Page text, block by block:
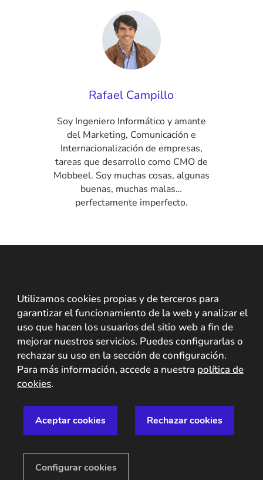
Rafael Campillo
Soy Ingeniero Informático y amante
del Marketing, Comunicación e
Internacionalización de empresas,
tareas que desarrollo como CMO de
Mobbeel. Soy muchas cosas, algunas
buenas, muchas malas…
perfectamente imperfecto.
El primer CURSO
Utilizamos cookies propias y de terceros para
garantizar el funcionamiento de la web y analizar el
uso que hacen los usuarios del sitio web a fin de
mejorar nuestros servicios. Puedes configurarlas o
rechazar su uso en la sección de configuración.
Para más información, accede a nuestra política de
cookies.
Aceptar cookies Rechazar cookies
Configurar cookies